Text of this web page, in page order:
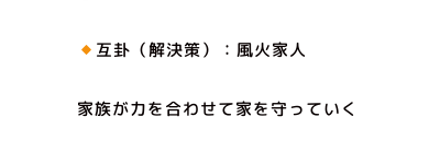
互卦（解決策）：風火家人
家族が力を合わせて家を守っていく